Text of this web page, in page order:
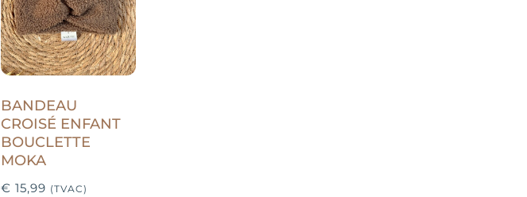
BANDEAU
CROISÉ ENFANT
BOUCLETTE
MOKA
€ 15,99 (TVAC)